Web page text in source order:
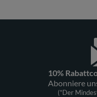
10%
Abonniere
(*Der